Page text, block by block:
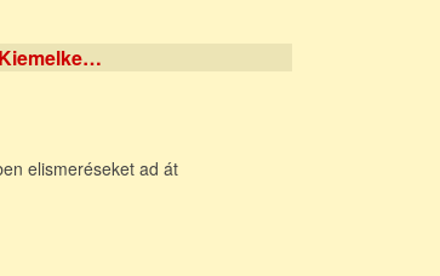
elismeréseket ad át